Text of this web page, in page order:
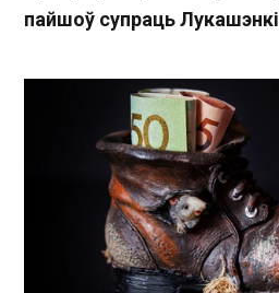
пайшоў супраць Лукашэнкі